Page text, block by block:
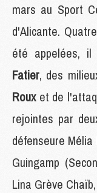
mars au Sport
d'Alicante.
été appelées,
Fatier, des
Rouxet de
rejointes par
défenseure
Guingamp
Lina Grève